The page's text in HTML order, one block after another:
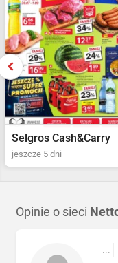
Selgros Cash&Carry
jeszcze 5 dni
Opinie o sieci
...